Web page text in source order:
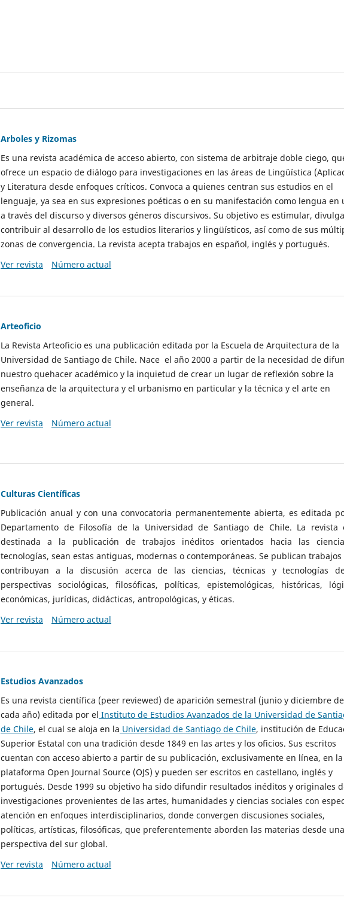
Arboles y Rizomas
Es una revista académica de acceso abierto, con sistema de arbitraje doble ciego,
ofrece un espacio de diálogo para investigaciones en las áreas de Lingüística
y Literatura desde enfoques críticos. Convoca a quienes centran sus estudios en el
lenguaje, ya sea en sus expresiones poéticas o en su manifestación como lengua en
a través del discurso y diversos géneros discursivos. Su objetivo es estimular,
contribuir al desarrollo de los estudios literarios y lingüísticos, así como de sus
zonas de convergencia. La revista acepta trabajos en español, inglés y portugués.
Ver revista
Número actual
Arteoficio
La Revista Arteoficio es una publicación editada por la Escuela de Arquitectura de la
Universidad de Santiago de Chile. Nace el año 2000 a partir de la necesidad de
nuestro quehacer académico y la inquietud de crear un lugar de reflexión sobre la
enseñanza de la arquitectura y el urbanismo en particular y la técnica y el arte en
general.
Ver revista
Número actual
Culturas Científicas
Publicación anual y con una convocatoria permanentemente abierta, es editada
Departamento de Filosofía de la Universidad de Santiago de Chile. La revista
destinada a la publicación de trabajos inéditos orientados hacia las
tecnologías, sean estas antiguas, modernas o contemporáneas. Se publican
contribuyan a la discusión acerca de las ciencias, técnicas y tecnologías
perspectivas sociológicas, filosóficas, políticas, epistemológicas, históricas,
económicas, jurídicas, didácticas, antropológicas, y éticas.
Ver revista
Número actual
Estudios Avanzados
Es una revista científica (peer reviewed) de aparición semestral (junio y diciembre de
cada año) editada por el Instituto de Estudios Avanzados de la Universidad de
de Chile, el cual se aloja en la Universidad de Santiago de Chile, institución de
Superior Estatal con una tradición desde 1849 en las artes y los oficios. Sus escritos
cuentan con acceso abierto a partir de su publicación, exclusivamente en línea, en la
plataforma Open Journal Source (OJS) y pueden ser escritos en castellano, inglés y
portugués. Desde 1999 su objetivo ha sido difundir resultados inéditos y originales
investigaciones provenientes de las artes, humanidades y ciencias sociales con
atención en enfoques interdisciplinarios, donde convergen discusiones sociales,
políticas, artísticas, filosóficas, que preferentemente aborden las materias desde una
perspectiva del sur global.
Ver revista
Número actual